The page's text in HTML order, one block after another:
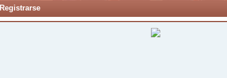
Registrarse